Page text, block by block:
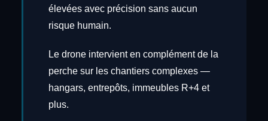
élevées avec précision sans aucun
risque humain.
Le drone intervient en complément de la
perche sur les chantiers complexes —
hangars, entrepôts, immeubles R+4 et
plus.